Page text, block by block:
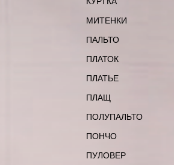
МИТЕНКИ
ПАЛЬТО
ПЛАТОК
ПЛАТЬЕ
ПЛАЩ
ПОЛУПАЛЬТО
ПОНЧО
ПУЛОВЕР